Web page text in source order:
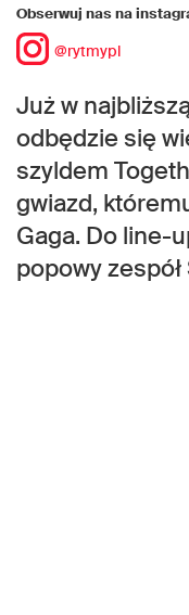
Obserwuj nas na
@rytmypl
Już w
odbędzie się
szyldem
gwiazd,
Gaga. Do line-
popowy